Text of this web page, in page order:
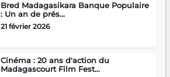
Bred Madagasikara Banque Populaire
: Un an de prés...
21 février 2026
Cinéma : 20 ans d'action du
Madagascourt Film Fest...